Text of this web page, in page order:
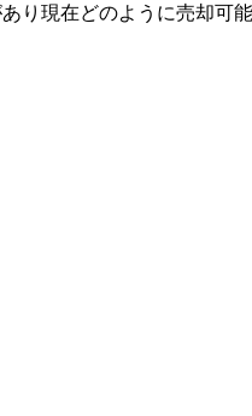
り現在どのように売却可能